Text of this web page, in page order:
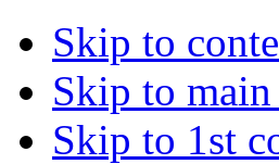
Skip to
Skip to
Skip to 1st